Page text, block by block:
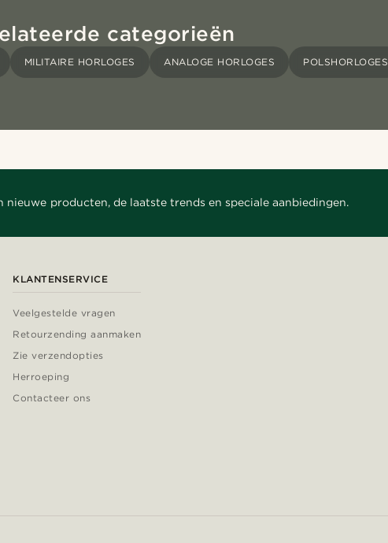
categorieën
MILITAIRE HORLOGES ANALOGE HORLOGES POLSHORLOGES
nieuwe producten, de laatste trends en speciale aanbiedingen.
KLANTENSERVICE
Veelgestelde vragen
Retourzending aanmaken
Zie verzendopties
Herroeping
Contacteer ons